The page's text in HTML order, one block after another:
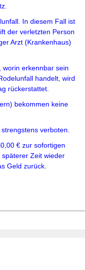
In diesem Fall ist
der verletzten Person
Arzt (Krankenhaus)
worin erkennbar sein
handelt, wird
rückerstattet.
bekommen keine
verboten.
€ zur sofortigen
Zeit wieder
Geld zurück.